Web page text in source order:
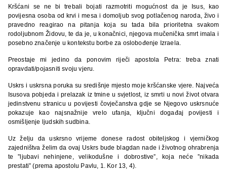
Kršćani se ne bi trebali bojati razmotriti mogućnost da je Isus, kao
povijesna osoba od krvi i mesa i domoljub svog potlačenog naroda, živo i
pravedno reagirao na pitanja koja su tada bila prioritetna svakom
rodoljubnom Židovu, te da je, u konačnici, njegova mučenička smrt imala i
posebno značenje u kontekstu borbe za oslobođenje Izraela.
Preostaje mi jedino da ponovim riječi apostola Petra: treba znati
opravdati/pojasniti svoju vjeru.
Uskrs i uskrsna poruka su središnje mjesto moje kršćanske vjere. Najveća
Isusova pobjeda i prelazak iz tmine u svjetlost, iz smrti u novi život otvara
jedinstvenu stranicu u povijesti čovječanstva gdje se Njegovo uskrsnuće
pokazuje kao najsnažnije vrelo ufanja, ključni događaj povijesti i
osmišljenje ljudskih sudbina.
Uz želju da uskrsno vrijeme donese radost obiteljskog i vjerničkog
zajedništva želim da ovaj Uskrs bude blagdan nade i životnog ohrabrenja
te ”ljubavi nehinjene, velikodušne i dobrostive”, koja neće ”nikada
prestati” (prema apostolu Pavlu, 1. Kor 13, 4).